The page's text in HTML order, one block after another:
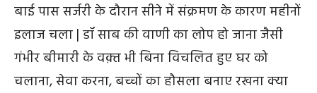
बाई पास सर्जरी के दौरान सीने में संक्रमण के कारण महीनों
इलाज चला | डॉ साब की वाणी का लोप हो जाना जैसी
गंभीर बीमारी के वक़्त भी बिना विचलित हुए घर को
चलाना, सेवा करना, बच्चों का हौसला बनाए रखना क्या